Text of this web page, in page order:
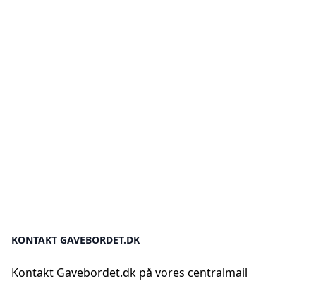
KONTAKT GAVEBORDET.DK
Kontakt Gavebordet.dk på vores centralmail